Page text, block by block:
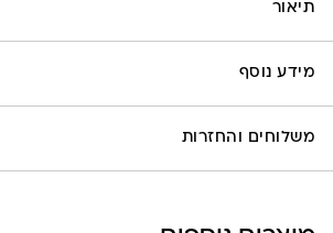
תיאור
מידע נוסף
משלוחים והחזרות